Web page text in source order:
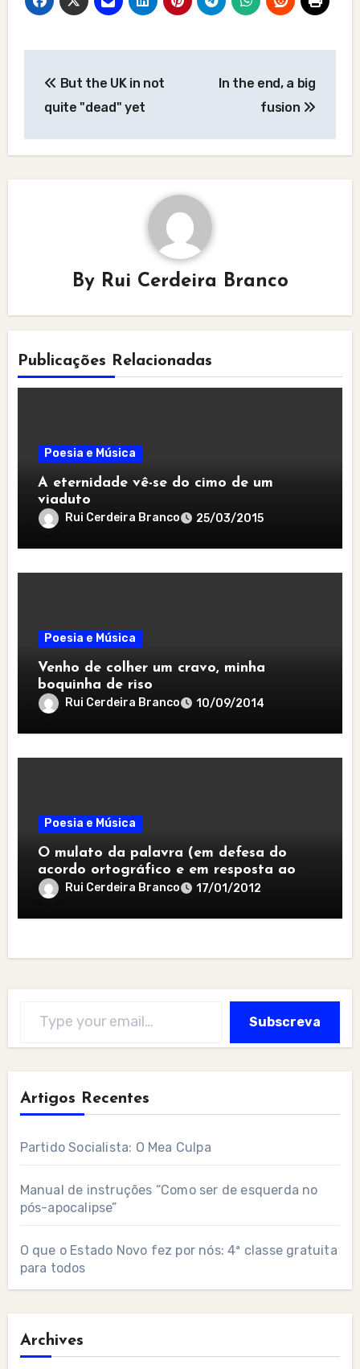
navigation
But the UK in not
quite "dead" yet
In the end, a big
fusion
By Rui Cerdeira Branco
Publicações Relacionadas
Poesia e Música
A eternidade vê-se do cimo de um
viaduto
Rui Cerdeira Branco 25/03/2015
Poesia e Música
Venho de colher um cravo, minha
boquinha de riso
Rui Cerdeira Branco 10/09/2014
Poesia e Música
O mulato da palavra (em defesa do
acordo ortográfico e em resposta ao
jeito de desgarrada)
Rui Cerdeira Branco 17/01/2012
Subscreva
Artigos Recentes
Partido Socialista: O Mea Culpa
Manual de instruções “Como ser de esquerda no
pós-apocalipse”
O que o Estado Novo fez por nós: 4ª classe gratuita
para todos
Archives